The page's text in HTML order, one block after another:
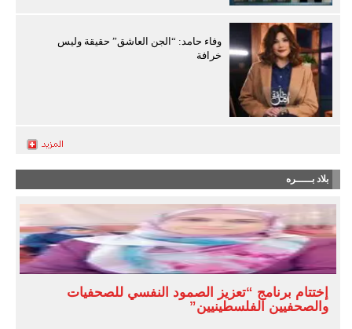
وفاء حامد: “الجن العاشق” حقيقة وليس
خرافة
بلاد بـــــره
إختتام برنامج “تعزيز الصمود النفسي للصحفيات
والصحفيين الفلسطينيين”